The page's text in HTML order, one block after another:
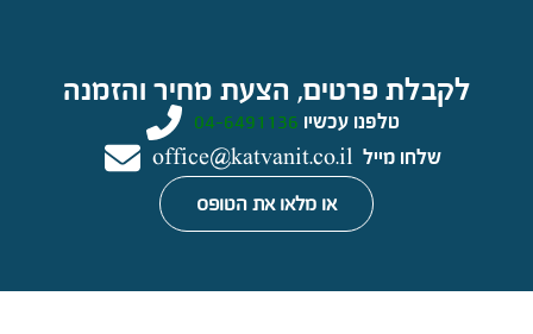
לקבלת פרטים, הצעת מחיר והזמנה
טלפנו עכשיו 04-6491136
שלחו מייל office@katvanit.co.il
או מלאו את הטופס